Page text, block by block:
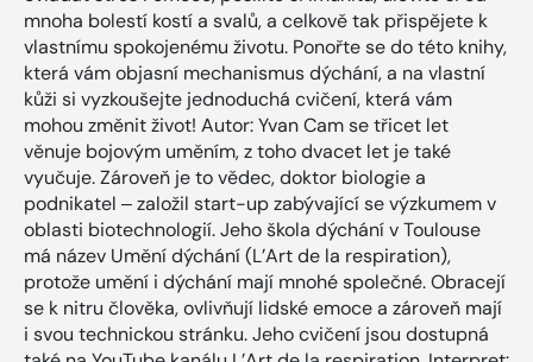
mnoha bolestí kostí a svalů, a celkově tak přispějete k
vlastnímu spokojenému životu. Ponořte se do této knihy,
která vám objasní mechanismus dýchání, a na vlastní
kůži si vyzkoušejte jednoduchá cvičení, která vám
mohou změnit život! Autor: Yvan Cam se třicet let
věnuje bojovým uměním, z toho dvacet let je také
vyučuje. Zároveň je to vědec, doktor biologie a
podnikatel ‒ založil start-up zabývající se výzkumem v
oblasti biotechnologií. Jeho škola dýchání v Toulouse
má název Umění dýchání (L’Art de la respiration),
protože umění i dýchání mají mnohé společné. Obracejí
se k nitru člověka, ovlivňují lidské emoce a zároveň mají
i svou technickou stránku. Jeho cvičení jsou dostupná